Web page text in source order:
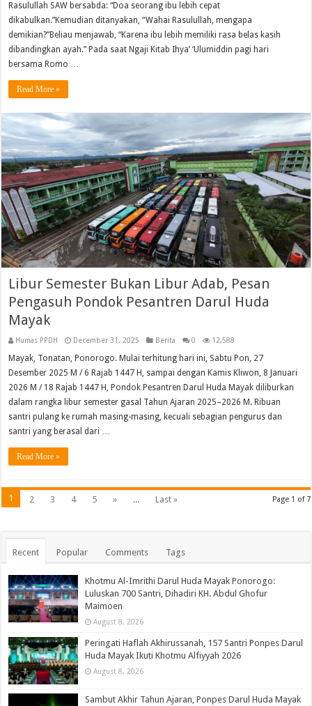
Rasulullah SAW bersabda: “Doa seorang ibu lebih cepat
dikabulkan.”Kemudian ditanyakan, “Wahai Rasulullah, mengapa
demikian?”Beliau menjawab, “Karena ibu lebih memiliki rasa belas kasih
dibandingkan ayah.” Pada saat Ngaji Kitab Ihya’ ‘Ulumiddin pagi hari
bersama Romo …
Read More »
Libur Semester Bukan Libur Adab, Pesan
Pengasuh Pondok Pesantren Darul Huda
Mayak
Humas PPDH December 31, 2025 Berita 0 12,588
Mayak, Tonatan, Ponorogo. Mulai terhitung hari ini, Sabtu Pon, 27
Desember 2025 M / 6 Rajab 1447 H, sampai dengan Kamis Kliwon, 8 Januari
2026 M / 18 Rajab 1447 H, Pondok Pesantren Darul Huda Mayak diliburkan
dalam rangka libur semester gasal Tahun Ajaran 2025–2026 M. Ribuan
santri pulang ke rumah masing-masing, kecuali sebagian pengurus dan
santri yang berasal dari …
Read More »
Page 1 of 7
1 2 3 4 5 » ... Last »
Recent Popular Comments Tags
Khotmu Al-Imrithi Darul Huda Mayak Ponorogo:
Luluskan 700 Santri, Dihadiri KH. Abdul Ghofur
Maimoen
August 8, 2026
Peringati Haflah Akhirussanah, 157 Santri Ponpes Darul
Huda Mayak Ikuti Khotmu Alfiyyah 2026
August 8, 2026
Sambut Akhir Tahun Ajaran, Ponpes Darul Huda Mayak